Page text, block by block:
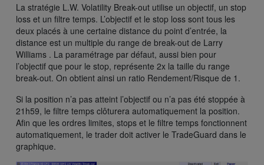
La stratégie L.W. Volatility Break-out utilise un objectif, un stop
loss et un filtre temps. L’objectif et le stop loss sont tous les
deux placés à une certaine distance du point d’entrée, la
distance est un multiple du range de break-out de Larry
Williams . La paramétrage par défaut, aussi bien pour
l’objectif que pour le stop, représente 2x la taille du range
break-out. On obtient ainsi un ratio Rendement/Risque de 1.
Si la position n’a pas atteint l’objectif ou n’a pas été stoppée à
21h59, le filtre temps clôturera automatiquement la position.
Afin que les ordres limites, stops et le filtre temps fonctionnent
automatiquement, le trader doit activer le TradeGuard dans le
graphique.